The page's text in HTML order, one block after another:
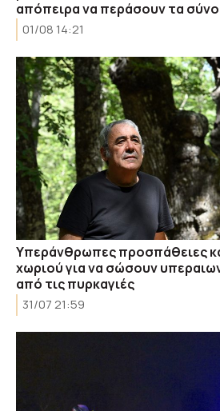
απόπειρα να περάσουν τα
01/08 14:21
Υπεράνθρωπες προσπάθειες
χωριού για να σώσουν
από τις πυρκαγιές
31/07 21:59